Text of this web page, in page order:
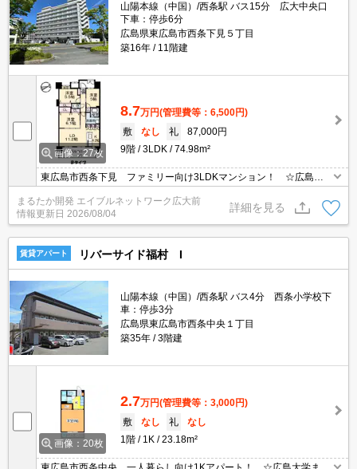
山陽本線（中国）/西条駅 バス15分 広大中央口
下車：停歩6分
広島県東広島市西条下見５丁目
築16年
11階建
画像：27枚
8.7万円(管理費等：6,500円)
敷
なし 礼
87,000円
9階
3LDK 74.98m²
東広島市西条下見 ファミリー向け3LDKマンション！ ☆広島大
学まで徒歩5分の好立地！ 一通りの日用品が揃う大型ＳＣが徒歩3
分です♪ 他にもコンビニや飲食店、病院など生活に欠かせない施設
が多数！
まるたか開発 エイブルネットワーク広大前
情報更新日 2026/08/04
詳細を見る
賃貸アパート リバーサイド福村 I
山陽本線（中国）/西条駅 バス4分 西条小学校下
車：停歩3分
広島県東広島市西条中央１丁目
築35年
3階建
画像：20枚
2.7万円(管理費等：3,000円)
敷
なし 礼
なし
1階
1K 23.18m²